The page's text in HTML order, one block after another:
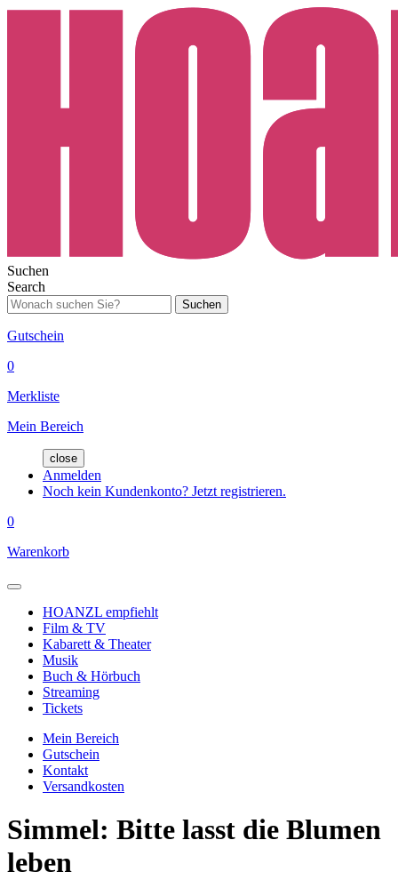
Suchen
Search
Suchen
Gutschein
0
Merkliste
Mein Bereich
close
Anmelden
Noch kein Kundenkonto? Jetzt registrieren.
0
Warenkorb
HOANZL empfiehlt
Film & TV
Kabarett & Theater
Musik
Buch & Hörbuch
Streaming
Tickets
Mein Bereich
Gutschein
Kontakt
Versandkosten
Simmel: Bitte lasst die Blumen
leben